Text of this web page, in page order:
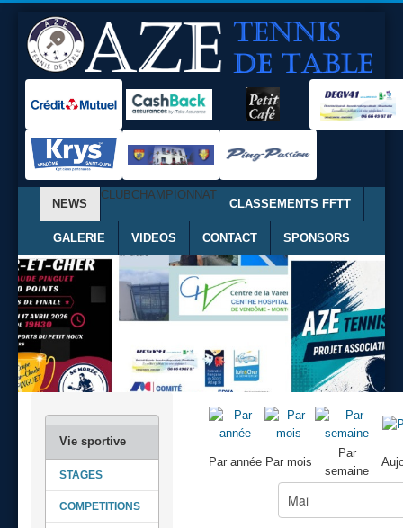
NEWS
CLUBCHAMPIONNAT
CLASSEMENTS FFTT
GALERIE VIDEOS CONTACT SPONSORS
STAGES
COMPETITIONS
Par année Par mois
Par
semaine